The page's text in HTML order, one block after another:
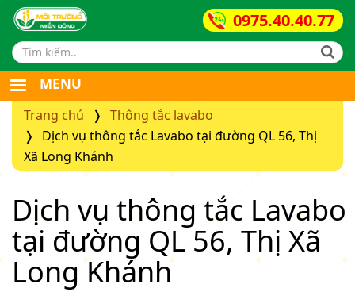
0975.40.40.77
Search form
MENU
Trang chủ
Thông tắc lavabo
Dịch vụ thông tắc Lavabo tại đường QL 56, Thị
Xã Long Khánh
Dịch vụ thông tắc Lavabo
tại đường QL 56, Thị Xã
Long Khánh